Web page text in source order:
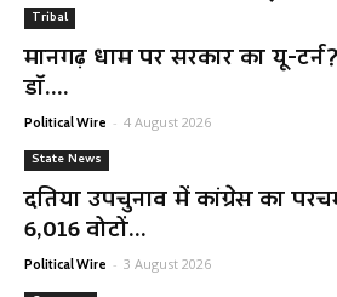
Tribal
मानगढ़ धाम पर सरकार का यू-
डॉ....
Political Wire - 4 August 2026
State News
दतिया उपचुनाव में कांग्रेस का
6,016 वोटों...
Political Wire - 3 August 2026